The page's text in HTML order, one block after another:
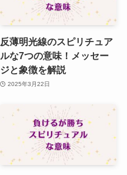
反薄明光線のスピリチュア
ルな7つの意味！メッセー
ジと象徴を解説
2025年3月22日